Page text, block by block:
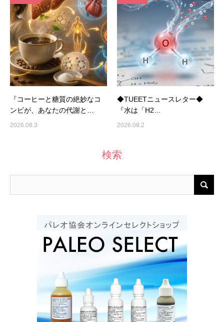
『コーヒーと糖質の絶妙なコ
ンビが、あなたの代謝と…
2026.08.3
◆TUEETニュースレター◆
『水は「H2…
2026.08.2
検索